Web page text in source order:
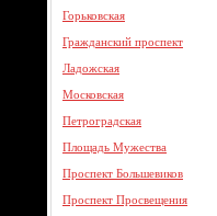
Горьковская
Гражданский проспект
Ладожская
Московская
Петроградская
Площадь Мужества
Проспект Большевиков
Проспект Просвещения